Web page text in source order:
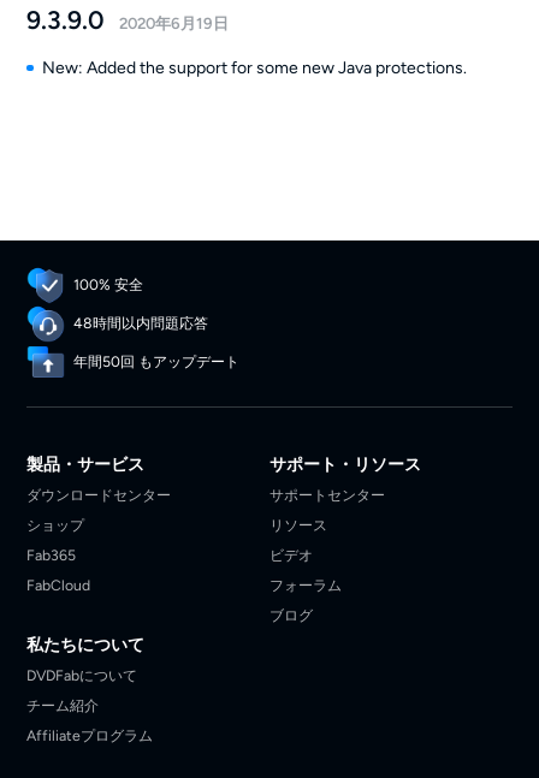
9.3.9.0 2020年6月19日
New: Added the support for some new Java protections.
100% 安全
48時間以内問題応答
年間50回 もアップデート
製品・サービス
ダウンロードセンター
ショップ
Fab365
FabCloud
サポート・リソース
サポートセンター
リソース
ビデオ
フォーラム
ブログ
私たちについて
DVDFabについて
チーム紹介
Affiliateプログラム